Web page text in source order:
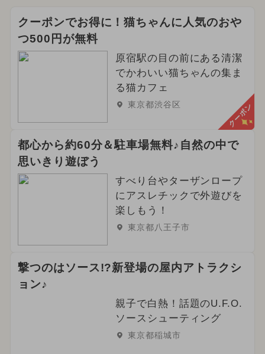
クーポンでお得に！猫ちゃんに人気のおや
つ500円が無料
原宿駅の目の前にある清潔
でかわいい猫ちゃんの集ま
る猫カフェ
東京都渋谷区 クーポン
都心から約60分＆駐車場無料♪自然の中で
思いきり遊ぼう
すべり台やターザンロープ
にアスレチックで外遊びを
楽しもう！
東京都八王子市
撃つのはソース!?新登場の屋内アトラクシ
ョン♪
親子で白熱！話題のU.F.O.
ソースシューティング
東京都稲城市